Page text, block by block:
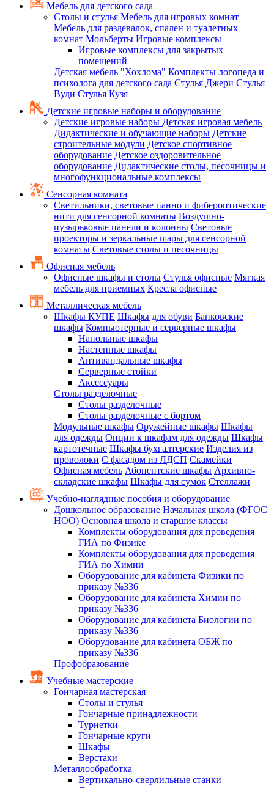
Мебель для детского сада
Столы и стулья Мебель для игровых комнат
Мебель для раздевалок, спален и туалетных
комнат Мольберты Игровые комплексы
Игровые комплексы для закрытых
помещений
Детская мебель "Хохлома" Комплекты логопеда и
психолога для детского сада Стулья Джери Стулья
Вуди Стулья Кузя
Детские игровые наборы и оборудование
Детские игровые наборы Детская игровая мебель
Дидактические и обучающие наборы Детские
строительные модули Детское спортивное
оборудование Детское оздоровительное
оборудование Дидактические столы, песочницы и
многофункциональные комплексы
Сенсорная комната
Светильники, световые панно и фибероптические
нити для сенсорной комнаты Воздушно-
пузырьковые панели и колонны Световые
проекторы и зеркальные шары для сенсорной
комнаты Световые столы и песочницы
Офисная мебель
Офисные шкафы и столы Стулья офисные Мягкая
мебель для приемных Кресла офисные
Металлическая мебель
Шкафы КУПЕ Шкафы для обуви Банковские
шкафы Компьютерные и серверные шкафы
Напольные шкафы
Настенные шкафы
Антивандальные шкафы
Серверные стойки
Аксессуары
Столы разделочные
Столы разделочные
Столы разделочные с бортом
Модульные шкафы Оружейные шкафы Шкафы
для одежды Опции к шкафам для одежды Шкафы
картотечные Шкафы бухгалтерские Изделия из
проволоки С фасадом из ЛДСП Скамейки
Офисная мебель Абонентские шкафы Архивно-
складские шкафы Шкафы для сумок Стеллажи
Учебно-наглядные пособия и оборудование
Дошкольное образование Начальная школа (ФГОС
НОО) Основная школа и старшие классы
Комплекты оборудования для проведения
ГИА по Физике
Комплекты оборудования для проведения
ГИА по Химии
Оборудование для кабинета Физики по
приказу №336
Оборудование для кабинета Химии по
приказу №336
Оборудование для кабинета Биологии по
приказу №336
Оборудование для кабинета ОБЖ по
приказу №336
Профобразование
Учебные мастерские
Гончарная мастерская
Столы и стулья
Гончарные принадлежности
Турнетки
Гончарные круги
Шкафы
Верстаки
Металлообработка
Вертикально-сверлильные станки